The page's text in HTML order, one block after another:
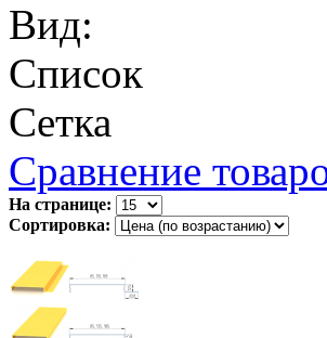
Вид:
Список
Сетка
Сравнение
На странице:
Сортировка: